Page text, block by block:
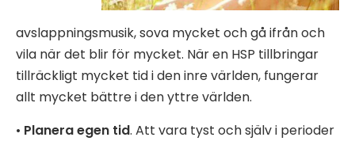
avslappningsmusik, sova mycket och gå ifrån och
vila när det blir för mycket. När en HSP tillbringar
tillräckligt mycket tid i den inre världen, fungerar
allt mycket bättre i den yttre världen.
• Planera egen tid. Att vara tyst och själv i perioder